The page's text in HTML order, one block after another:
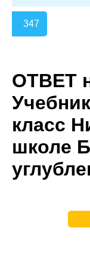
347
ОТВЕТ
класс
школе